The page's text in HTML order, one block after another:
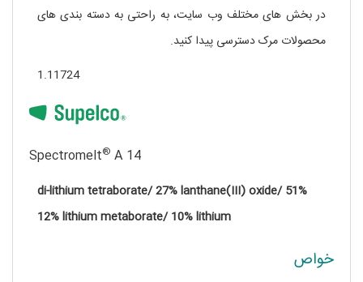
در بخش های مختلف وب سایت، به راحتی به دسته بندی های
محصولات مرک دسترسی پیدا کنید.
1.11724
Spectromelt® A 14
51% di-lithium tetraborate/ 27% lanthane(III) oxide/
12% lithium metaborate/ 10% lithium
خواص